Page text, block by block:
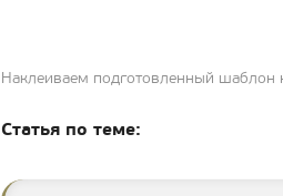
Наклеиваем подготовленный
Статья по теме: